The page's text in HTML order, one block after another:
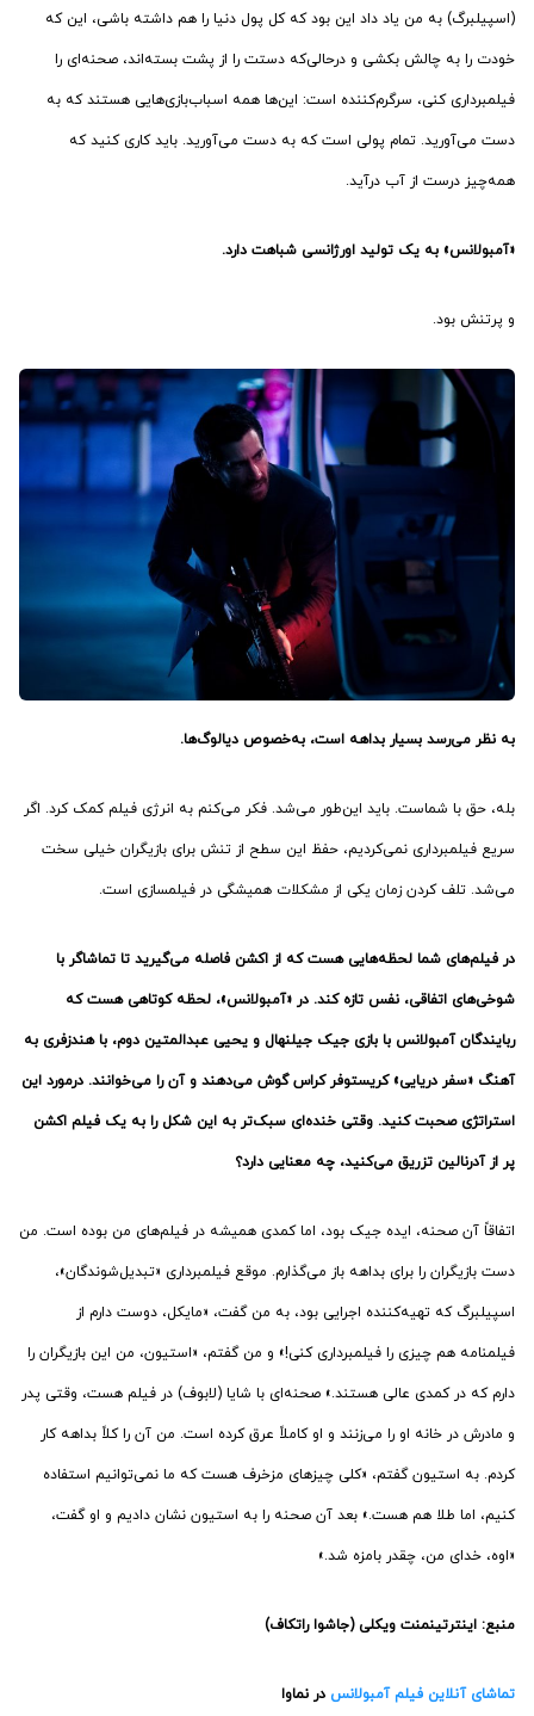
(اسپیلبرگ) به من یاد داد این بود که کل پول دنیا را هم داشته باشی، این که
خودت را به چالش بکشی و درحالی‌که دستت را از پشت بسته‌اند، صحنه‌ای را
فیلمبرداری کنی، سرگرم‌کننده است: این‌ها همه اسباب‌بازی‌هایی هستند که به
دست می‌آورید. تمام پولی است که به دست می‌آورید. باید کاری کنید که
همه‌چیز درست از آب درآید.
«آمبولانس» به یک تولید اورژانسی شباهت دارد.
و پرتنش بود.
به نظر می‌رسد بسیار بداهه است، به‌خصوص دیالوگ‌ها.
بله، حق با شماست. باید این‌طور می‌شد. فکر می‌کنم به انرژی فیلم کمک کرد. اگر
سریع فیلمبرداری نمی‌کردیم، حفظ این سطح از تنش برای بازیگران خیلی سخت
می‌شد. تلف کردن زمان یکی از مشکلات همیشگی در فیلمسازی است.
در فیلم‌های شما لحظه‌‌هایی هست که از اکشن فاصله می‌گیرید تا تماشاگر با
شوخی‌های اتفاقی، نفس تازه کند. در «آمبولانس»، لحظه‌ کوتاهی هست که
ربایندگان آمبولانس با بازی جیک جیلنهال و یحیی عبدالمتین دوم، با هندزفری به
آهنگ «سفر دریایی» کریستوفر کراس گوش می‌دهند و آن را می‌خوانند. درمورد این
استراتژی صحبت کنید. وقتی خنده‌ای سبک‌تر به این شکل را به یک فیلم اکشن
پر از آدرنالین تزریق می‌کنید، چه معنایی دارد؟
اتفاقاً آن صحنه، ایده جیک بود، اما کمدی همیشه در فیلم‌های من بوده است. من
دست بازیگران را برای بداهه باز می‌گذارم. موقع فیلمبرداری «تبدیل‌شوندگان»،
اسپیلبرگ که تهیه‌کننده اجرایی بود، به من گفت، «مایکل، دوست دارم از
فیلمنامه هم چیزی را فیلمبرداری کنی!» و من گفتم، «استیون، من این بازیگران را
دارم که در کمدی عالی هستند.» صحنه‌ای با شایا (لابوف) در فیلم هست، وقتی پدر
و مادرش در خانه‌ او را می‌زنند و او کاملاً عرق کرده است. من آن را کلاً بداهه کار
کردم. به استیون گفتم، «کلی چیزهای مزخرف هست که ما نمی‌توانیم استفاده
کنیم، اما طلا هم هست.» بعد آن صحنه را به استیون نشان دادیم و او گفت،
«اوه، خدای من، چقدر بامزه شد.»
منبع: اینترتینمنت ویکلی (جاشوا راتکاف)
تماشای آنلاین فیلم آمبولانس در نماوا